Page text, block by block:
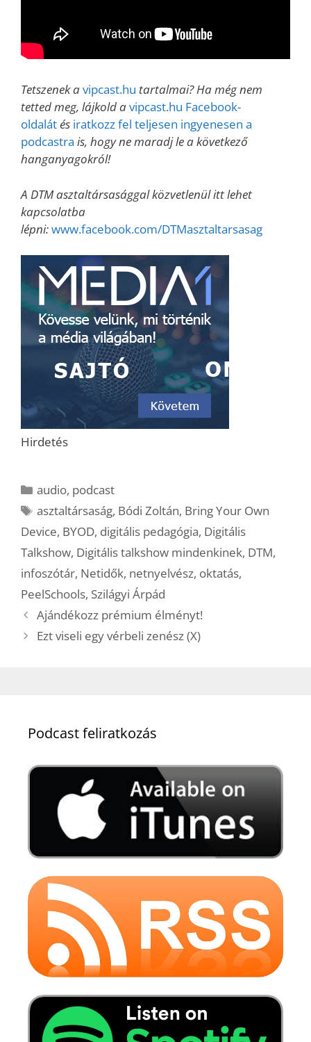
Tetszenek avipcast.hu tartalmai? Ha még nem
tetted meg, lájkold avipcast.hu Facebook-
oldalátés iratkozz fel teljesen ingyenesen a
podcastra is, hogy ne maradj le a következő
hanganyagokról!
A DTM asztaltársasággal közvetlenül itt lehet
kapcsolatba
lépni:www.facebook.com/DTMasztaltarsasag
Hirdetés
Kategória
audio, podcast
Címkék
asztaltársaság, Bódi Zoltán, Bring Your Own
Device, BYOD, digitális pedagógia, Digitális
Talkshow, Digitális talkshow mindenkinek, DTM,
infoszótár, Netidők, netnyelvész, oktatás,
PeelSchools, Szilágyi Árpád
Ajándékozz prémium élményt!
Ezt viseli egy vérbeli zenész (X)
Podcast feliratkozás